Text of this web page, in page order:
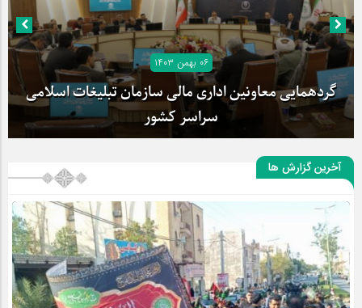
۰۶ بهمن ۱۴۰۳
گردهمایی معاونین اداری مالی سازمان تبلیغات اسلامی
سراسر کشور
آخرین گزارش ها